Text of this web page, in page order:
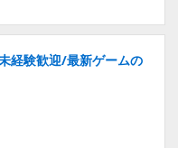
経験歓迎/最新ゲームの